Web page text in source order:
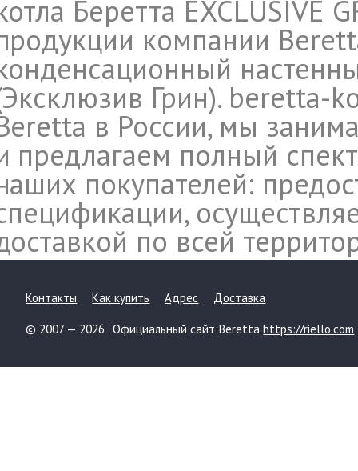
Беретта EXCLUSIVE
компании
Грин). beretta-
в России, мы
предлагаем полный
покупателей:
по всей
Контакты Как купить Адрес Доставка
© 2007 — 2026 . Официальный сайт Berettahttps://riello.com